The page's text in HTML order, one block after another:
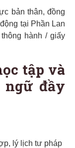
bản thân, đồng
tại Phần Lan
hành / giấy
tập và
ngữ đầy
lý lịch tư pháp